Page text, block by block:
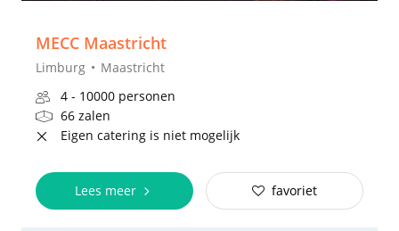
MECC Maastricht
Limburg
Maastricht
4 - 10000 personen
66 zalen
Eigen catering is niet mogelijk
Lees meer favoriet